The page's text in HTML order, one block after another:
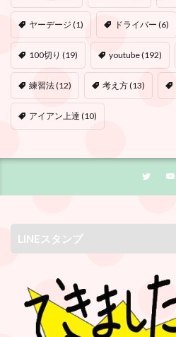
ヤーデージ (1) ドライバー (6)
100切り (19) youtube(192)
練習法(12) 考え方(13)
アイアン上達 (10)
LINEスタンプ